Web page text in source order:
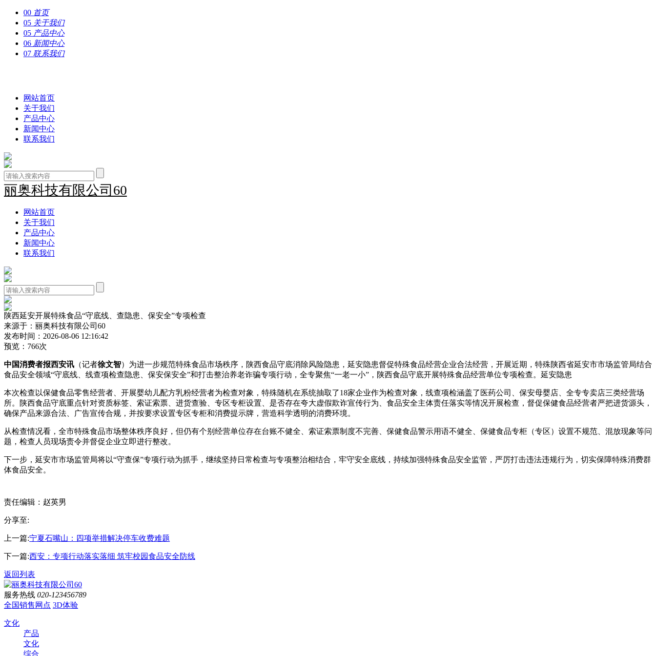
00 首页
05 关于我们
05 产品中心
06 新闻中心
07 联系我们
网站首页
关于我们
产品中心
新闻中心
联系我们
丽奥科技有限公司60
网站首页
关于我们
产品中心
新闻中心
联系我们
陕西延安开展特殊食品“守底线、查隐患、保安全”专项检查
来源于：丽奥科技有限公司60
发布时间：2026-08-06 12:16:42
预览：766次
中国消费者报西安讯 （记者徐文智）为进一步规范特殊食品市场秩序，陕西食品守底消除风险隐患，延安隐患督促特殊食品经营企业合法经营，开展近期，特殊陕西省延安市市场监管局结合
食品安全领域“守底线、线查项检查隐患、保安保安全”和打击整治养老诈骗专项行动，全专聚焦“一老一小”，陕西食品守底开展特殊食品经营单位专项检查。延安隐患
本次检查以保健食品零售经营者、开展婴幼儿配方乳粉经营者为检查对象，特殊随机在系统抽取了18家企业作为检查对象，线查项检涵盖了医药公司、保安母婴店、全专专卖店三类经营场
所。陕西食品守底重点针对资质标签、索证索票、进货查验、专区专柜设置、是否存在夸大虚假欺诈宣传行为、食品安全主体责任落实等情况开展检查，督促保健食品经营者严把进货源头，
确保产品来源合法、广告宣传合规，并按要求设置专区专柜和消费提示牌，营造科学透明的消费环境。
从检查情况看，全市特殊食品市场整体秩序良好，但仍有个别经营单位存在台账不健全、索证索票制度不完善、保健食品警示用语不健全、保健食品专柜（专区）设置不规范、混放现象等问
题，检查人员现场责令并督促企业立即进行整改。
下一步，延安市市场监管局将以“守查保”专项行动为抓手，继续坚持日常检查与专项整治相结合，牢守安全底线，持续加强特殊食品安全监管，严厉打击违法违规行为，切实保障特殊消费群
体食品安全。
责任编辑：赵英男
分享至:
上一篇:宁夏石嘴山：四项举措解决停车收费难题
下一篇:西安：专项行动落实落细 筑牢校园食品安全防线
返回列表
服务热线 020-123456789
全国销售网点 3D体验
文化
产品
文化
综合